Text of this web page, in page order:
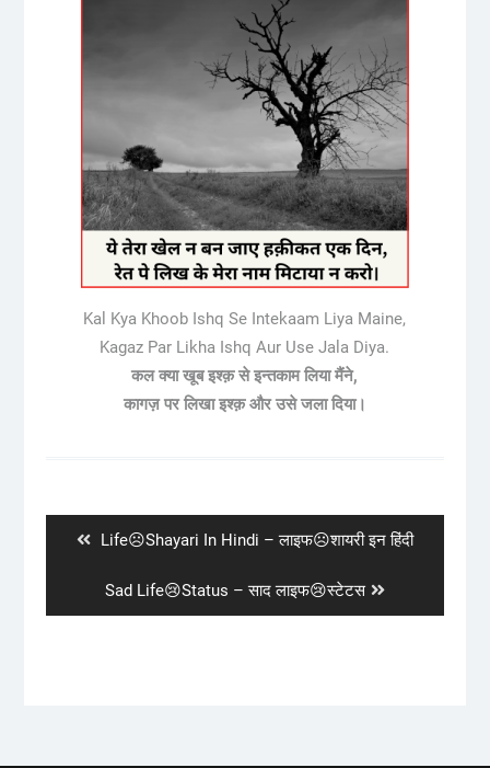
Kal Kya Khoob Ishq Se Intekaam Liya Maine,
Kagaz Par Likha Ishq Aur Use Jala Diya.
कल क्या खूब इश्क़ से इन्तकाम लिया मैंने,
कागज़ पर लिखा इश्क़ और उसे जला दिया।
Previous
Life☹️Shayari In Hindi – लाइफ☹️शायरी इन हिंदी
Next
post:
Sad Life😢Status – साद लाइफ😢स्टेटस